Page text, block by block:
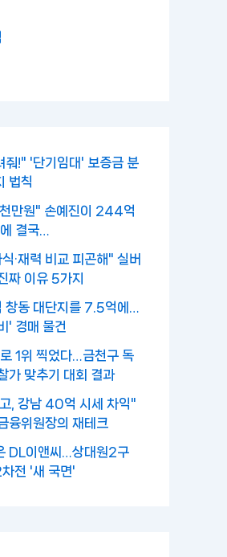
!" '단기임대' 보증금 분
법칙
만원" 손예진이 244억
결국…
·재력 비교 피곤해" 실버
짜 이유 5가지
동 대단지를 7.5억에…
' 경매 물건
1위 찍었다…금천구 독
가 맞추기 대회 결과
, 강남 40억 시세 차익"
융위원장의 재테크
DL이앤씨…상대원2구
전 '새 국면'